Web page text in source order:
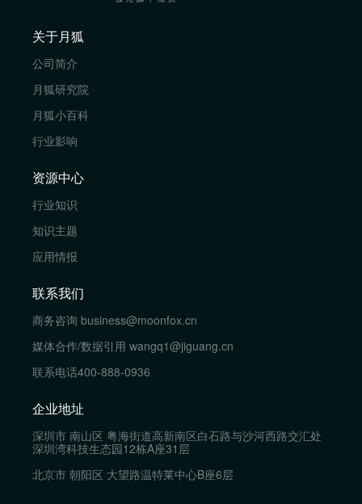
关于月狐
公司简介
月狐研究院
月狐小百科
行业影响
资源中心
行业知识
知识主题
应用情报
联系我们
商务咨询 business@moonfox.cn
媒体合作/数据引用 wangq1@jiguang.cn
联系电话400-888-0936
企业地址
深圳市 南山区 粤海街道高新南区白石路与沙河西路交汇处
深圳湾科技生态园12栋A座31层
北京市 朝阳区 大望路温特莱中心B座6层